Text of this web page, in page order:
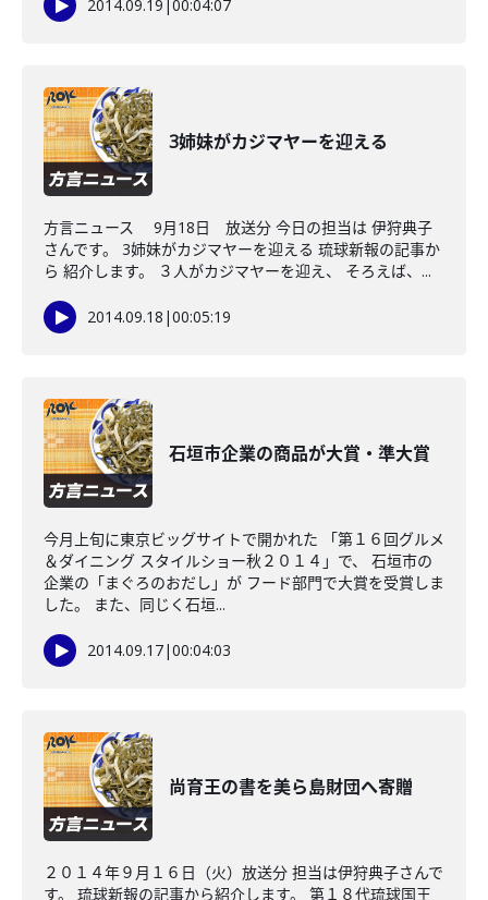
2014.09.19 |00:04:07
3姉妹がカジマヤーを迎える
方言ニュース 9月18日 放送分 今日の担当は 伊狩典子
さんです。 3姉妹がカジマヤーを迎える 琉球新報の記事か
ら 紹介します。 ３人がカジマヤーを迎え、 そろえば、...
2014.09.18 |00:05:19
石垣市企業の商品が大賞・準大賞
今月上旬に東京ビッグサイトで開かれた 「第１６回グルメ
＆ダイニング スタイルショー秋２０１４」で、 石垣市の
企業の「まぐろのおだし」が フード部門で大賞を受賞しま
した。 また、同じく石垣...
2014.09.17|00:04:03
尚育王の書を美ら島財団へ寄贈
２０１４年９月１６日（火）放送分 担当は伊狩典子さんで
す。 琉球新報の記事から紹介します。 第１８代琉球国王